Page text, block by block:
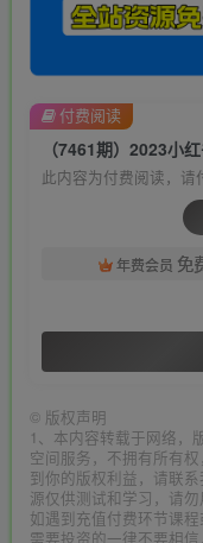
此内容为付费阅读，请
年费会员 免
付费阅读
© 版权声明
1、本内容转载于网络，
空间服务，不拥有所有
到你的版权利益，请联
源仅供测试和学习，请
如遇到充值付费环节课
需要投资的一律不要相